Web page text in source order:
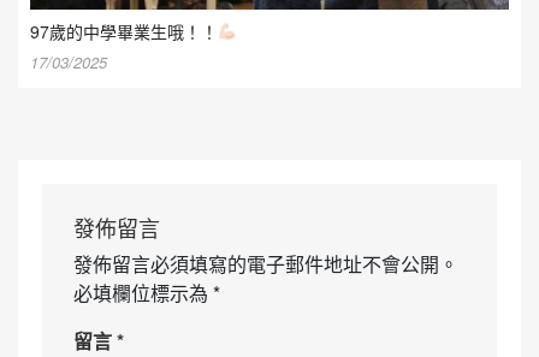
97歲的中學畢業生哦！！
17/03/2025
發佈留言
發佈留言必須填寫的電子郵件地址不會公開。
必填欄位標示為 *
留言*